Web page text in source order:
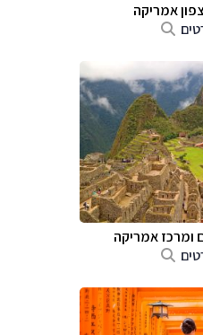
אמריקה
ומרכז אמריקה